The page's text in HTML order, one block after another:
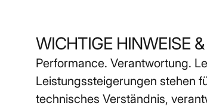
WICHTIGE HINWEISE
Performance. Verantwortung.
Leistungssteigerungen stehen
technisches Verständnis,